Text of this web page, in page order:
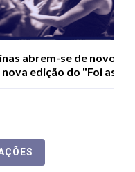
Já podes ler a
assim..."!